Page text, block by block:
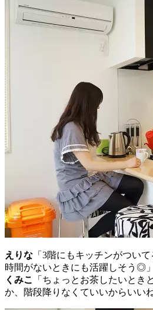
えりな 「3階にもキッチンがつい
時間がないときにも活躍しそう◎」
くみこ
「ちょっとお茶したいとき
か、階段降りなくていいからいいね